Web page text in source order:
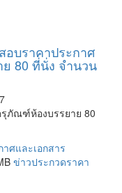
อบราคาประกาศ
80 ที่นั่ง จำนวน
ภัณฑ์ห้องบรรยาย 80
าศและเอกสาร
ข่าวประกวดราคา